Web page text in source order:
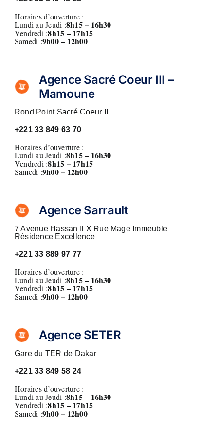
Horaires d’ouverture :
Lundi au Jeudi :8h15 – 16h30
Vendredi :8h15 – 17h15
Samedi :9h00 – 12h00
Agence Sacré Coeur III –
Mamoune
Rond Point Sacré Coeur III
+22133 849 63 70
Horaires d’ouverture :
Lundi au Jeudi :8h15 – 16h30
Vendredi :8h15 – 17h15
Samedi :9h00 – 12h00
Agence Sarrault
7 Avenue Hassan Il X Rue Mage Immeuble
Résidence Excellence
+22133 889 97 77
Horaires d’ouverture :
Lundi au Jeudi :8h15 – 16h30
Vendredi :8h15 – 17h15
Samedi :9h00 – 12h00
Agence SETER
Gare du TER de Dakar
+221 33 849 58 24
Horaires d’ouverture :
Lundi au Jeudi :8h15 – 16h30
Vendredi :8h15 – 17h15
Samedi :9h00 – 12h00